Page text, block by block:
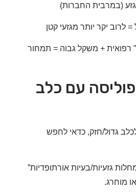
החברות)
יותר מגזעי קטן
+ משקל גבוה = תמחור
עם כלב
חזק, כדאי לחפש
בעיות אורתופדיות”